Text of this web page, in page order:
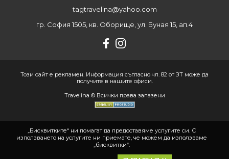
tagtravelina@yahoo.com
гр. София 1505, кв. Оборище, ул. Буная 15, ап.4
Този сайт е рекламен. Информация съгласно чл. 82 от ЗТ може да
получите в нашите офиси.
Travelina © Всички права запазени
„Бисквитките“ ни помагат да предоставяме услугите си. С
използването на услугите ни приемате, че можем да използваме
„бисквитки“.